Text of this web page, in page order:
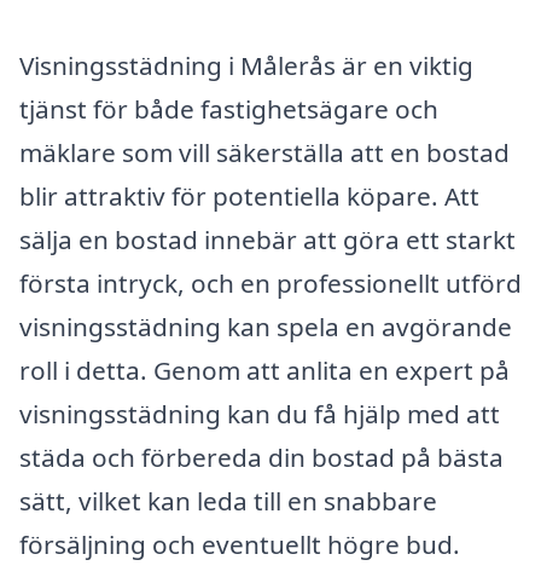
Visningsstädning i Målerås är en viktig
tjänst för både fastighetsägare och
mäklare som vill säkerställa att en bostad
blir attraktiv för potentiella köpare. Att
sälja en bostad innebär att göra ett starkt
första intryck, och en professionellt utförd
visningsstädning kan spela en avgörande
roll i detta. Genom att anlita en expert på
visningsstädning kan du få hjälp med att
städa och förbereda din bostad på bästa
sätt, vilket kan leda till en snabbare
försäljning och eventuellt högre bud.